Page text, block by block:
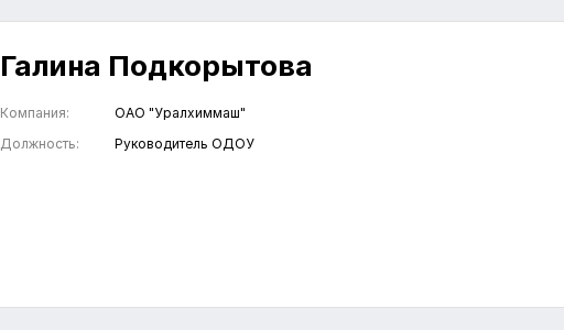
Галина Подкорытова
Компания:
ОАО "Уралхиммаш"
Должность:
Руководитель ОДОУ